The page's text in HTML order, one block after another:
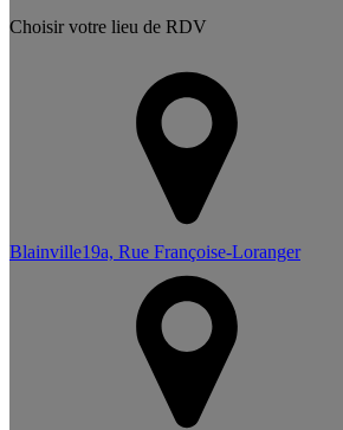
Choisir votre lieu de RDV
Blainville19a, Rue Françoise-Loranger